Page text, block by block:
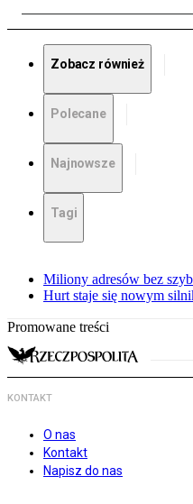
Zobacz również
Polecane
Najnowsze
Tagi
Miliony adresów bez
Hurt staje się nowym
Promowane treści
KONTAKT
O nas
Kontakt
Napisz do nas